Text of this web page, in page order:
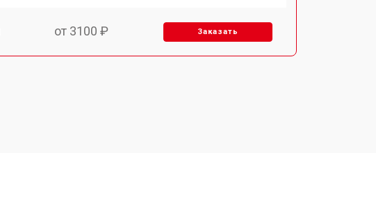
от 3100 ₽ Заказать